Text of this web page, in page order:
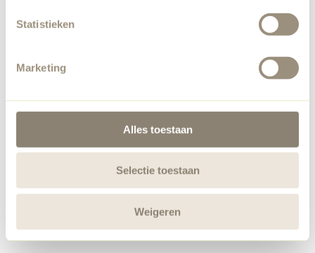
Statistieken
Marketing
Alles toestaan
Selectie toestaan
Weigeren